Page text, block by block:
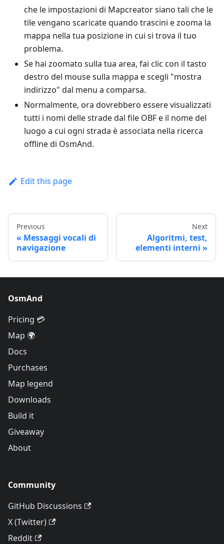
che le impostazioni di Mapcreator siano tali che le
tile vengano scaricate quando trascini e zooma la
mappa nella tua posizione in cui si trova il tuo
problema.
Se hai zoomato sulla tua area, fai clic con il tasto
destro del mouse sulla mappa e scegli "mostra
indirizzo" dal menu a comparsa.
Normalmente, ora dovrebbero essere visualizzati
tutti i nomi delle strade dal file OBF e il nome del
luogo a cui ogni strada è associata nella ricerca
offline di OsmAnd.
Edit this page
Previous
Messaggi vocali di
navigazione
Next
Algoritmi, test,
elementi interni
OsmAnd
Pricing 💳
Map 🌍
Docs
Purchases
Map legend
Downloads
Build it
Giveaway
About
Community
GitHub Discussions
X (Twitter)
Reddit